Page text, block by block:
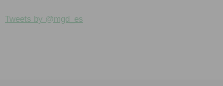
Tweets by @mgd_es